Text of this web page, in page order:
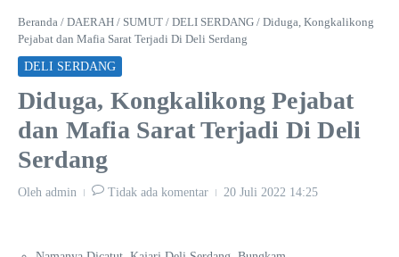
Beranda / DAERAH / SUMUT / DELI SERDANG / Diduga, Kongkalikong
Pejabat dan Mafia Sarat Terjadi Di Deli Serdang
DELI SERDANG
Diduga, Kongkalikong Pejabat
dan Mafia Sarat Terjadi Di Deli
Serdang
Oleh admin Tidak ada komentar 20 Juli 2022 14:25